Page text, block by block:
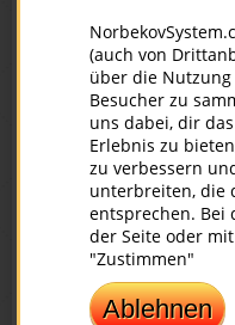
(auch von
über die
Besucher zu
uns dabei, dir
Erlebnis zu
zu verbessern
unterbreiten, die
entsprechen. Bei
der Seite oder
"Zustimmen"
Ablehnen
-Wie haben Sie denn
seine Retter.
-Wir haben Ihr Signalfeuer
Wie leicht kann man in
Unglück passiert. Aber
keinesfalls hängen
sorgt, wenn uns
ist jedes Mal zu denken,
Es könnte durchaus ein